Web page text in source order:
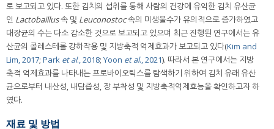
로 보고되고 있다. 또한 김치의 섭취를 통해 사람의 건강에 유익한 김치 유산균
인 Lactobaillus속 및 Leuconostoc속의 미생물수가 유의적으로 증가하였고
대장균의 수는 다소 감소한 것으로 보고되고 있으며 최근 진행된 연구에서는 유
산균의 콜레스테롤 강하작용 및 지방축적 억제효과가 보고되고 있다(Kim and
Lim, 2017; Park et al., 2018; Yoon et al., 2021). 따라서 본 연구에서는 지방
축적 억제효과를 나타내는 프로바이오틱스를 탐색하기 위하여 김치 유래 유산
균으로부터 내산성, 내담즙성, 장 부착성 및 지방축적억제효능을 확인하고자 하
였다.
재료 및 방법